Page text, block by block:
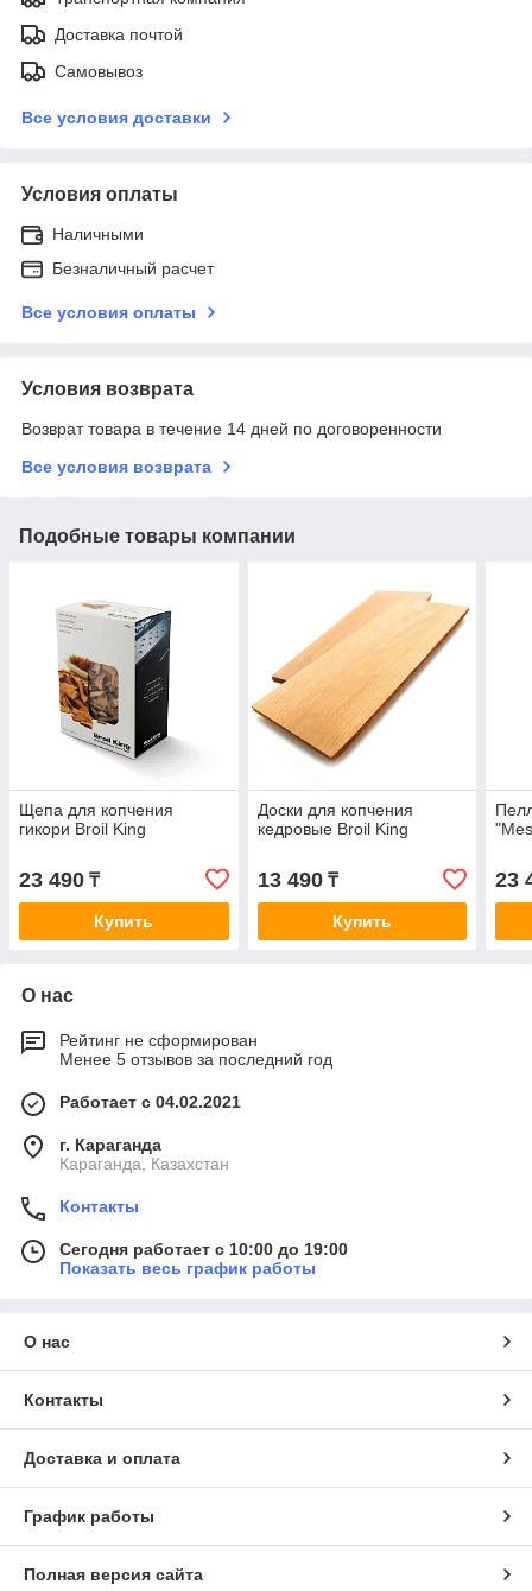
Доставка почтой
Самовывоз
Все условия доставки
Условия оплаты
Наличными
Безналичный расчет
Все условия оплаты
Условия возврата
Возврат товара в течение 14 дней по договоренности
Все условия возврата
Подобные товары компании
Щепа для копчения
гикори Broil King
23 490 ₸
Купить
Доски для копчения
кедровые Broil King
13 490₸
Купить
23
О нас
Рейтинг не сформирован
Менее 5 отзывов за последний год
Работает с 04.02.2021
г. Караганда
Караганда, Казахстан
Контакты
Сегодня работает с 10:00 до 19:00
Показать весь график работы
О нас
Контакты
Доставка и оплата
График работы
Полная версия сайта